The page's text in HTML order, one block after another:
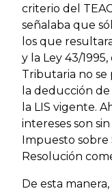
criterio del
señalaba que
los que
y la Ley 43/
Tributaria no
la deducción
la LIS vigente.
intereses son
Impuesto sobre
Resolución
De esta